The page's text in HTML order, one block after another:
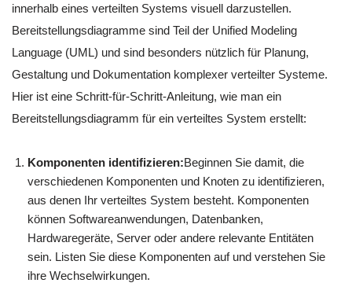
innerhalb eines verteilten Systems visuell darzustellen.
Bereitstellungsdiagramme sind Teil der Unified Modeling
Language (UML) und sind besonders nützlich für Planung,
Gestaltung und Dokumentation komplexer verteilter Systeme.
Hier ist eine Schritt-für-Schritt-Anleitung, wie man ein
Bereitstellungsdiagramm für ein verteiltes System erstellt:
Komponenten identifizieren:Beginnen Sie damit, die
verschiedenen Komponenten und Knoten zu identifizieren,
aus denen Ihr verteiltes System besteht. Komponenten
können Softwareanwendungen, Datenbanken,
Hardwaregeräte, Server oder andere relevante Entitäten
sein. Listen Sie diese Komponenten auf und verstehen Sie
ihre Wechselwirkungen.